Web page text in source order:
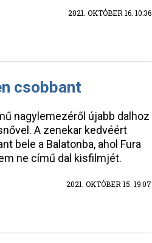
2021. OKTÓBER 16. 10:36
csobbant
nagylemezéről újabb dalhoz
A zenekar kedvéért
bele a Balatonba, ahol Fura
ne című dal kisfilmjét.
2021. OKTÓBER 15. 19:07